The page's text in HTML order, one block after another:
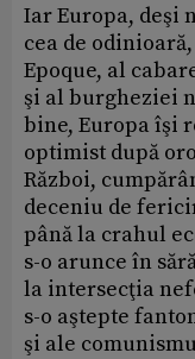
Iar Europa, deşi
cea de
Epoque, al
şi al burgheziei
bine, Europa îşi
optimist după
Război,
deceniu de
până la crahul
s-o arunce în
la intersecţia
s-o aştepte
şi ale